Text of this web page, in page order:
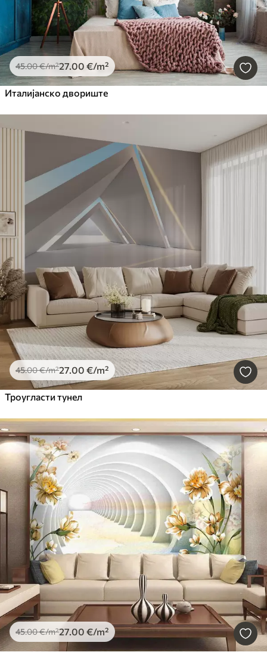
45.00€/m²27 .00 €/m²
Италијанско двориште
45.00€/m²27 .00 €/m²
Троугласти тунел
45.00€/m²27.00 €/m²